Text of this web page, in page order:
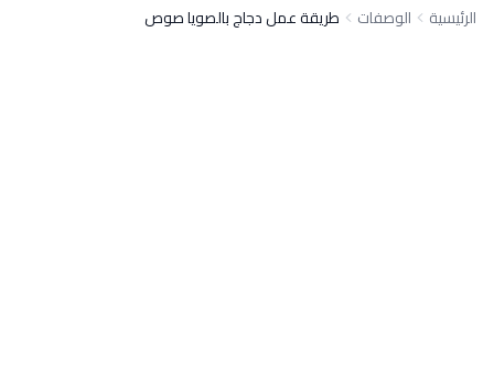
الرئيسية الوصفات طريقة عمل دجاج بالصويا صوص